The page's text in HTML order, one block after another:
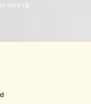
med vår